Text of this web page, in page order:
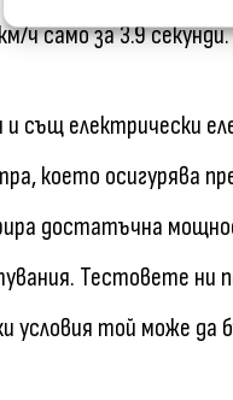
ч само за 3.9 секунди.
същ електрически
което осигурява
достатъчна
Тестовете ни
условия той може да